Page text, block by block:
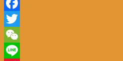
Facebook
Twitter
WeChat